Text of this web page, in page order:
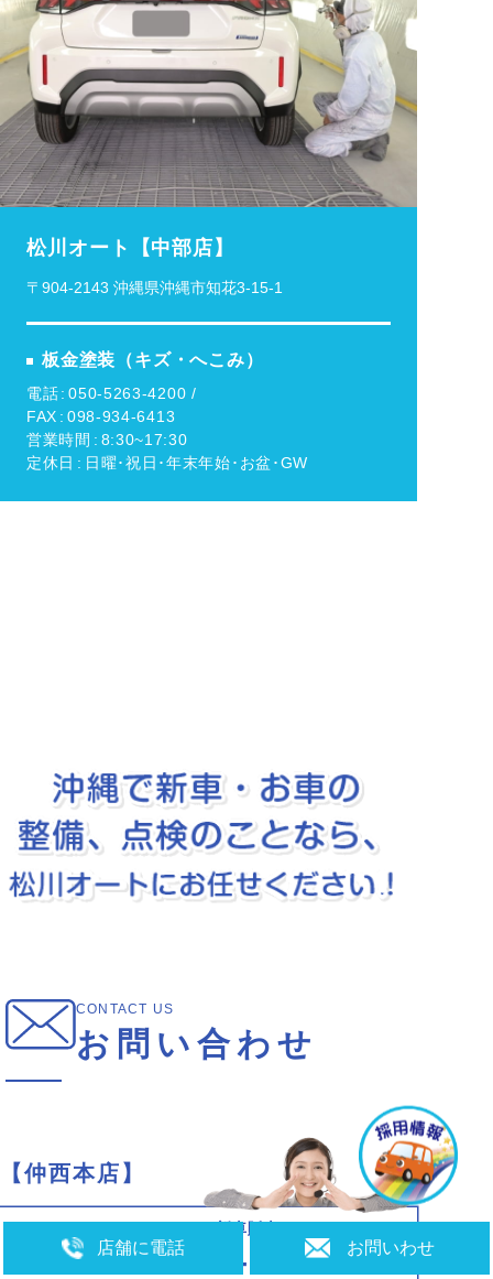
店舗に電話 お問いわせ
松川オート【中部店】
〒904-2143 沖縄県沖縄市知花3-15-1
板金塗装（キズ・へこみ）
電話 050-5263-4200 /
FAX
098-934-6413
営業時間
8:30~17:30
定休日
日曜･祝日･年末年始･お盆･GW
CONTACT US
お問い合わせ
仲西本店
マイカーリース・新車販売
050-5264-4423